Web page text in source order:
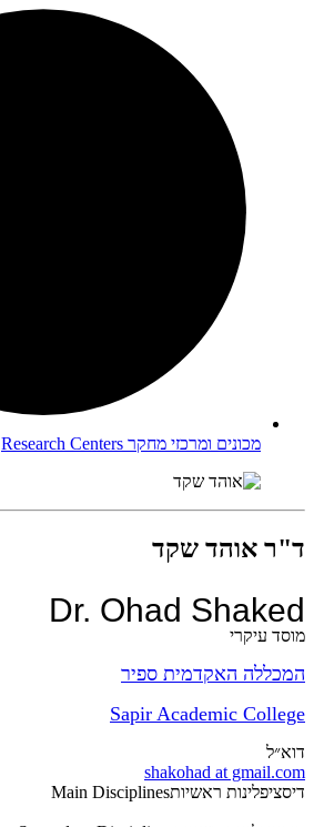
מכונים ומרכזי מחקר Research Centers
ד"ר אוהד שקד
Dr. Ohad Shaked
מוסד עיקרי
המכללה האקדמית ספיר
Sapir Academic College
דוא״ל
shakohad at gmail.com
דיסציפלינות ראשיותMain Disciplines